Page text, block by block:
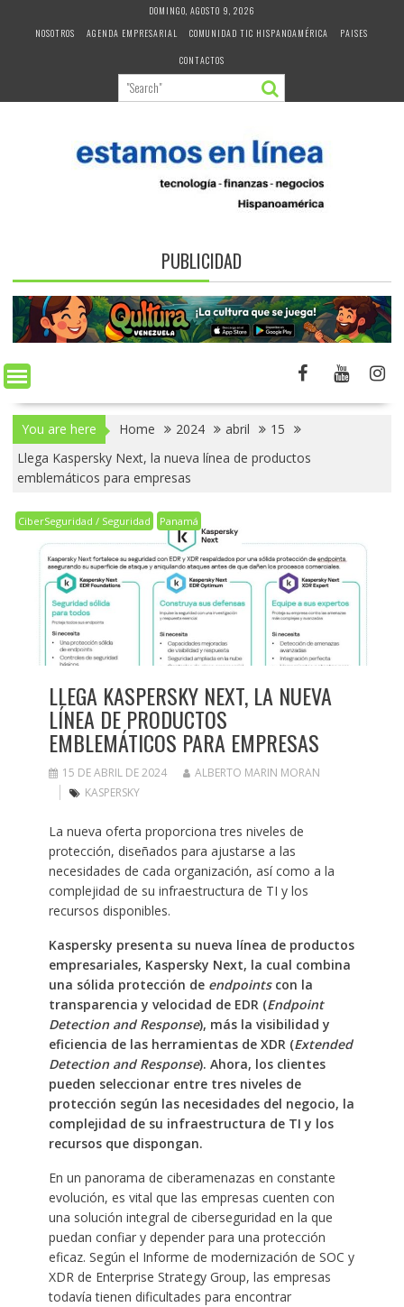
DOMINGO, AGOSTO 9, 2026
NOSOTROS
AGENDA EMPRESARIAL COMUNIDAD TIC HISPANOAMÉRICA
PAISES
CONTACTOS
PUBLICIDAD
You are here Home 2024 abril
15
Llega Kaspersky Next, la nueva línea de productos
emblemáticos para empresas
CiberSeguridad / Seguridad Panamá
LLEGA KASPERSKY NEXT, LA NUEVA
LÍNEA DE PRODUCTOS
EMBLEMÁTICOS PARA EMPRESAS
15 DE ABRIL DE 2024
ALBERTO MARIN MORAN
KASPERSKY
La nueva oferta proporciona tres niveles de
protección, diseñados para ajustarse a las
necesidades de cada organización, así como a la
complejidad de su infraestructura de TI y los
recursos disponibles.
Kaspersky presenta su nueva línea de productos
empresariales, Kaspersky Next, la cual combina
una sólida protección de endpoints con la
transparencia y velocidad de EDR (Endpoint
Detection and Response), más la visibilidad y
eficiencia de las herramientas de XDR (Extended
Detection and Response). Ahora, los clientes
pueden seleccionar entre tres niveles de
protección según las necesidades del negocio, la
complejidad de su infraestructura de TI y los
recursos que dispongan.
En un panorama de ciberamenazas en constante
evolución, es vital que las empresas cuenten con
una solución integral de ciberseguridad en la que
puedan confiar y depender para una protección
eficaz. Según el Informe de modernización de SOC y
XDR de Enterprise Strategy Group, las empresas
todavía tienen dificultades para encontrar